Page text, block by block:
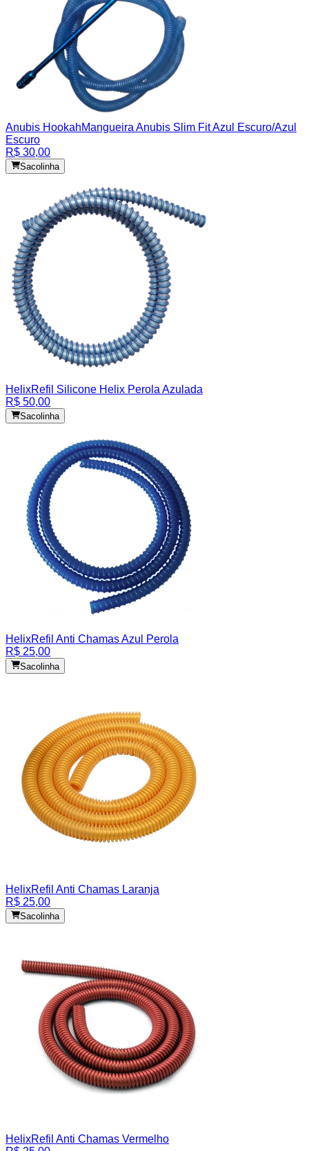
Anubis HookahMangueira Anubis Slim Fit Azul Escuro/Azul
Escuro
R$ 30,00
Sacolinha
HelixRefil Silicone Helix Perola Azulada
R$ 50,00
Sacolinha
HelixRefil Anti Chamas Azul Perola
R$ 25,00
Sacolinha
HelixRefil Anti Chamas Laranja
R$ 25,00
Sacolinha
HelixRefil Anti Chamas Vermelho